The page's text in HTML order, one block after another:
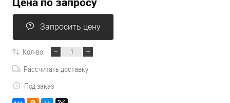
Запросить цену
Кол-во:
Рассчитать доставку
Под заказ